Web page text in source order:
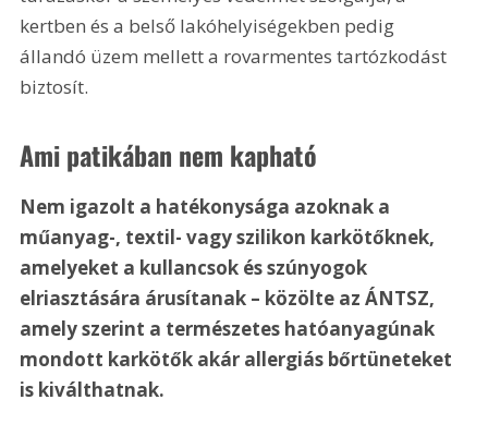
kertben és a belső lakóhelyiségekben pedig
állandó üzem mellett a rovarmentes tartózkodást
biztosít.
Ami patikában nem kapható
Nem igazolt a hatékonysága azoknak a
műanyag-, textil- vagy szilikon karkötőknek,
amelyeket a kullancsok és szúnyogok
elriasztására árusítanak – közölte az ÁNTSZ,
amely szerint a természetes hatóanyagúnak
mondott karkötők akár allergiás bőrtüneteket
is kiválthatnak.